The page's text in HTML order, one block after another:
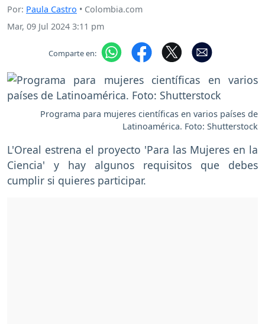
Por: Paula Castro • Colombia.com
Mar, 09 Jul 2024 3:11 pm
Comparte en:
Programa para mujeres científicas en varios países de
Latinoamérica. Foto: Shutterstock
L'Oreal estrena el proyecto 'Para las Mujeres en la
Ciencia' y hay algunos requisitos que debes
cumplir si quieres participar.